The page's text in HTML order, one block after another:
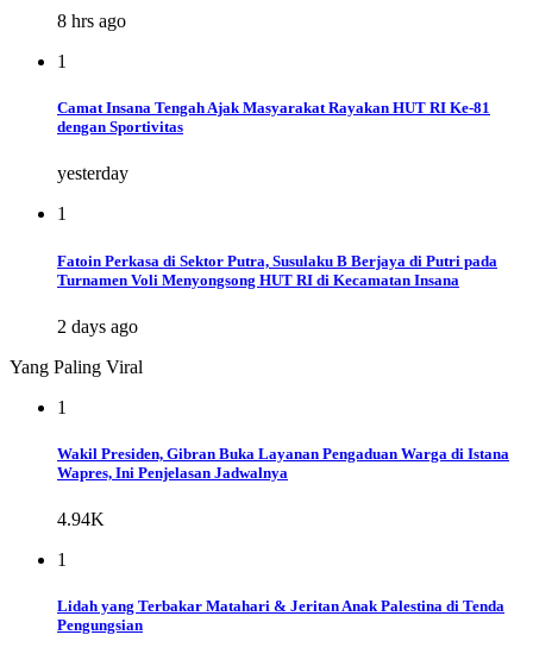
8 hrs ago
1
Camat Insana Tengah Ajak Masyarakat Rayakan HUT RI Ke-81
dengan Sportivitas
yesterday
1
Fatoin Perkasa di Sektor Putra, Susulaku B Berjaya di Putri pada
Turnamen Voli Menyongsong HUT RI di Kecamatan Insana
2 days ago
Yang Paling Viral
1
Wakil Presiden, Gibran Buka Layanan Pengaduan Warga di Istana
Wapres, Ini Penjelasan Jadwalnya
4.94K
1
Lidah yang Terbakar Matahari & Jeritan Anak Palestina di Tenda
Pengungsian